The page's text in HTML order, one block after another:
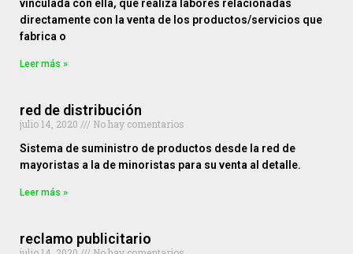
vinculada con ella, que realiza labores relacionadas
directamente con la venta de los productos/servicios que
fabrica o
Leer más »
red de distribución
julio 14, 2020
No hay comentarios
Sistema de suministro de productos desde la red de
mayoristas a la de minoristas para su venta al detalle.
Leer más »
reclamo publicitario